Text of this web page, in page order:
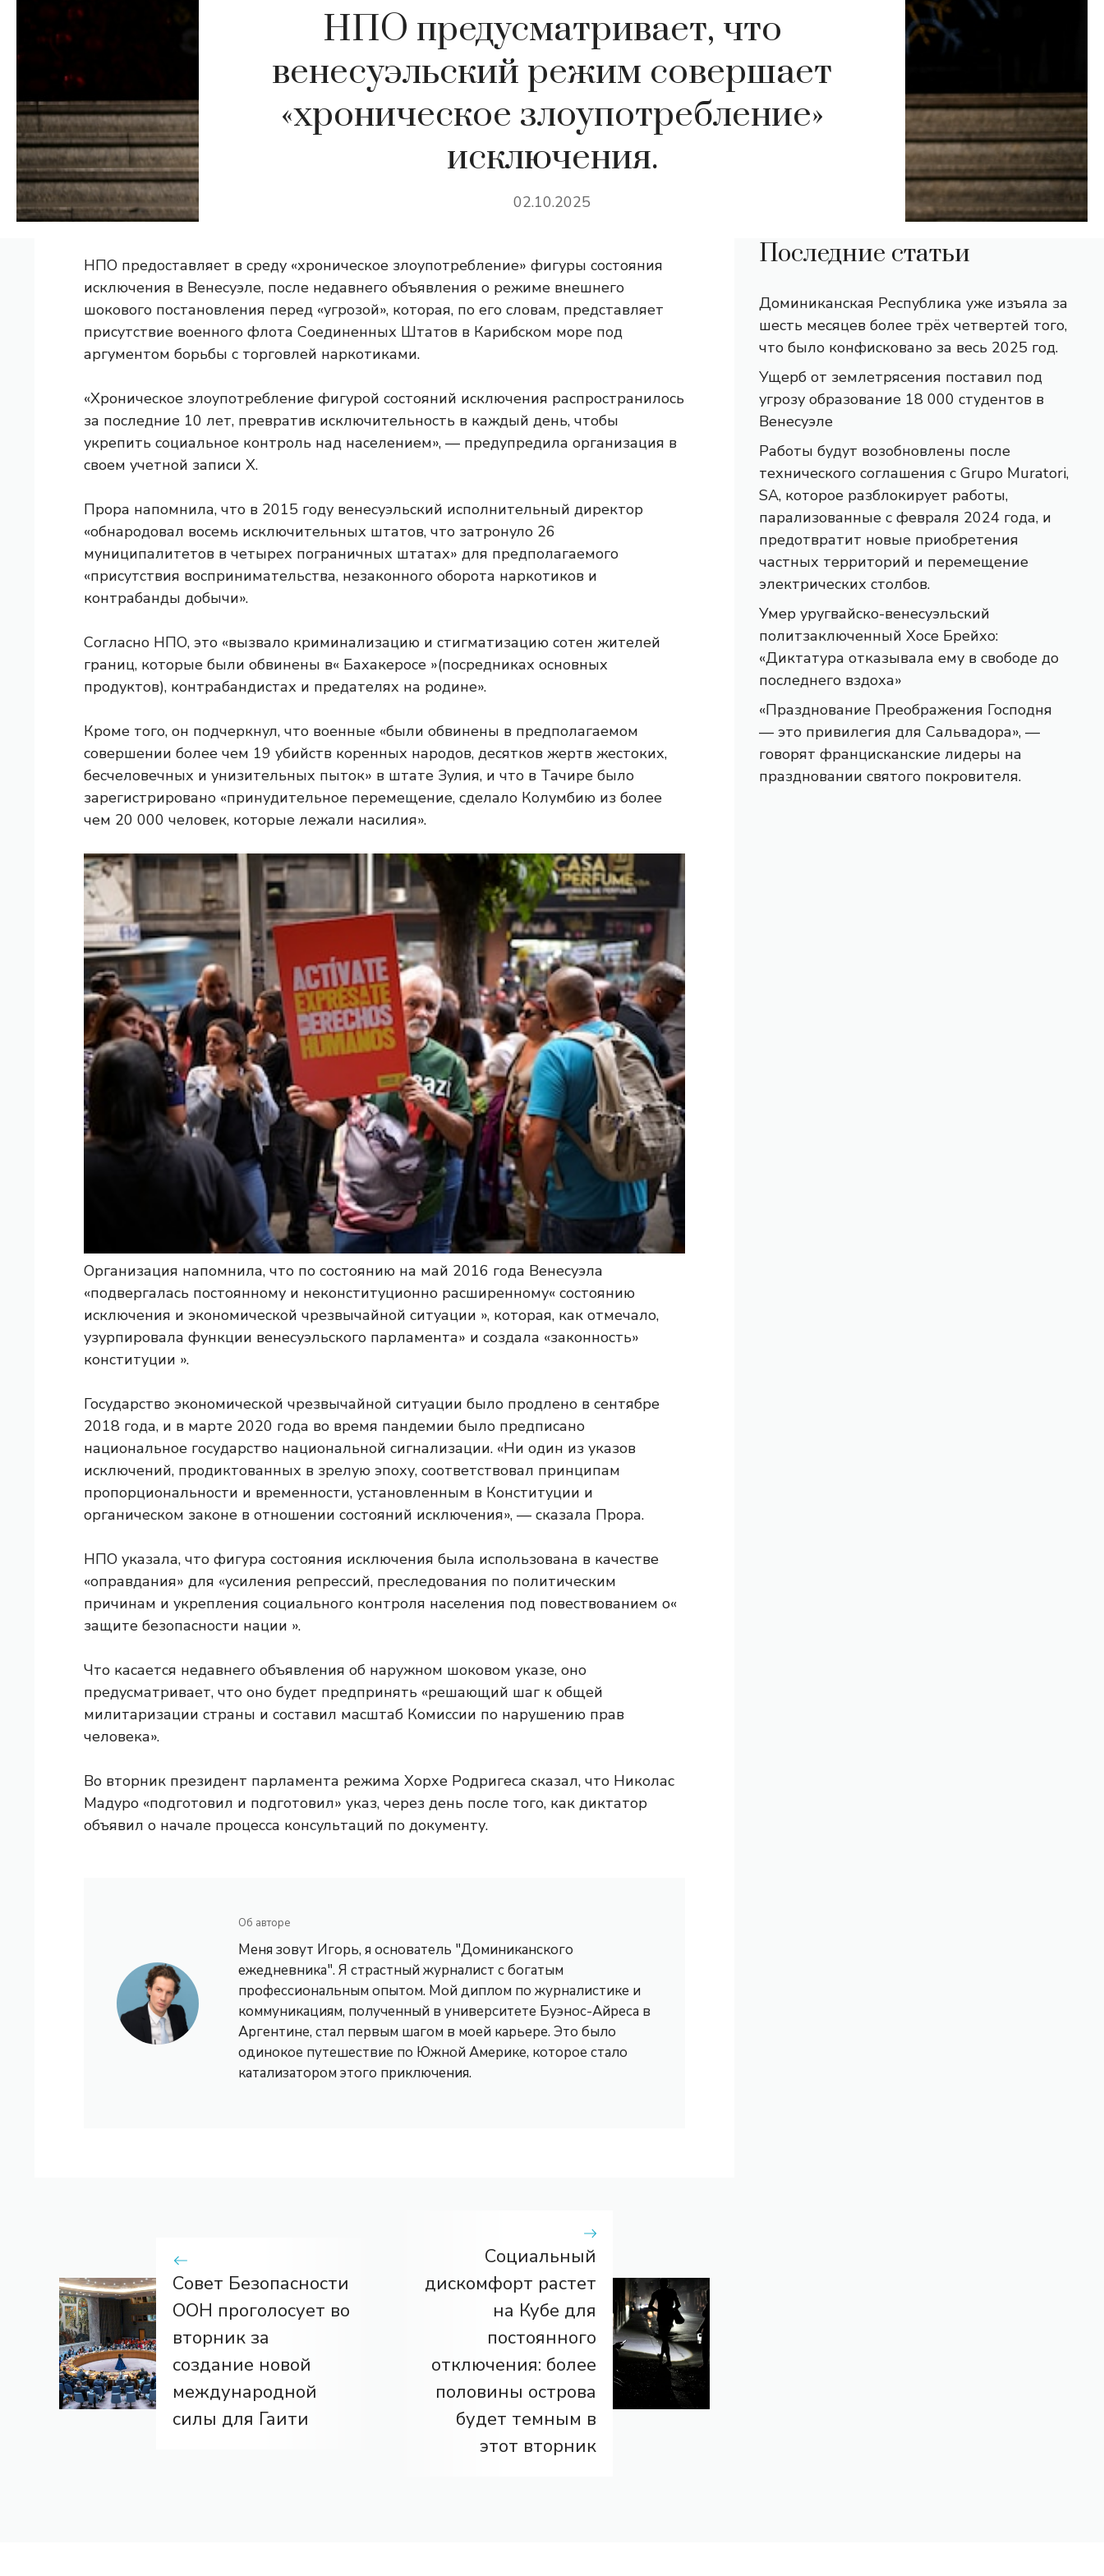
НПО предусматривает, что
венесуэльский режим совершает
«хроническое злоупотребление»
исключения.
02.10.2025
НПО предоставляет в среду «хроническое злоупотребление» фигуры состояния
исключения в Венесуэле, после недавнего объявления о режиме внешнего
шокового постановления перед «угрозой», которая, по его словам, представляет
присутствие военного флота Соединенных Штатов в Карибском море под
аргументом борьбы с торговлей наркотиками.
«Хроническое злоупотребление фигурой состояний исключения распространилось
за последние 10 лет, превратив исключительность в каждый день, чтобы
укрепить социальное контроль над населением», — предупредила организация в
своем учетной записи X.
Прора напомнила, что в 2015 году венесуэльский исполнительный директор
«обнародовал восемь исключительных штатов, что затронуло 26
муниципалитетов в четырех пограничных штатах» для предполагаемого
«присутствия воспринимательства, незаконного оборота наркотиков и
контрабанды добычи».
Согласно НПО, это «вызвало криминализацию и стигматизацию сотен жителей
границ, которые были обвинены в« Бахакеросе »(посредниках основных
продуктов), контрабандистах и ​​предателях на родине».
Кроме того, он подчеркнул, что военные «были обвинены в предполагаемом
совершении более чем 19 убийств коренных народов, десятков жертв жестоких,
бесчеловечных и унизительных пыток» в штате Зулия, и что в Тачире было
зарегистрировано «принудительное перемещение, сделало Колумбию из более
чем 20 000 человек, которые лежали насилия».
Организация напомнила, что по состоянию на май 2016 года Венесуэла
«подвергалась постоянному и неконституционно расширенному« состоянию
исключения и экономической чрезвычайной ситуации », которая, как отмечало,
узурпировала функции венесуэльского парламента» и создала «законность»
конституции ».
Государство экономической чрезвычайной ситуации было продлено в сентябре
2018 года, и в марте 2020 года во время пандемии было предписано
национальное государство национальной сигнализации. «Ни один из указов
исключений, продиктованных в зрелую эпоху, соответствовал принципам
пропорциональности и временности, установленным в Конституции и
органическом законе в отношении состояний исключения», — сказала Прора.
НПО указала, что фигура состояния исключения была использована в качестве
«оправдания» для «усиления репрессий, преследования по политическим
причинам и укрепления социального контроля населения под повествованием о«
защите безопасности нации ».
Что касается недавнего объявления об наружном шоковом указе, оно
предусматривает, что оно будет предпринять «решающий шаг к общей
милитаризации страны и составил масштаб Комиссии по нарушению прав
человека».
Во вторник президент парламента режима Хорхе Родригеса сказал, что Николас
Мадуро «подготовил и подготовил» указ, через день после того, как диктатор
объявил о начале процесса консультаций по документу.
Об авторе
Меня зовут Игорь, я основатель "Доминиканского
ежедневника". Я страстный журналист с богатым
профессиональным опытом. Мой диплом по журналистике и
коммуникациям, полученный в университете Буэнос-Айреса в
Аргентине, стал первым шагом в моей карьере. Это было
одинокое путешествие по Южной Америке, которое стало
катализатором этого приключения.
Совет Безопасности
ООН проголосует во
вторник за
создание новой
международной
силы для Гаити
Социальный
дискомфорт растет
на Кубе для
постоянного
отключения: более
половины острова
будет темным в
этот вторник
Последние статьи
Доминиканская Республика уже изъяла за
шесть месяцев более трёх четвертей того,
что было конфисковано за весь 2025 год.
Ущерб от землетрясения поставил под
угрозу образование 18 000 студентов в
Венесуэле
Работы будут возобновлены после
технического соглашения с Grupo Muratori,
SA, которое разблокирует работы,
парализованные с февраля 2024 года, и
предотвратит новые приобретения
частных территорий и перемещение
электрических столбов.
Умер уругвайско-венесуэльский
политзаключенный Хосе Брейхо:
«Диктатура отказывала ему в свободе до
последнего вздоха»
«Празднование Преображения Господня
— это привилегия для Сальвадора», —
говорят францисканские лидеры на
праздновании святого покровителя.